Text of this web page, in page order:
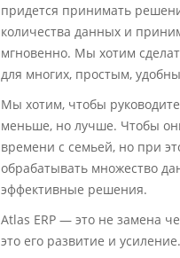
придется принимать
количества данных и
мгновенно. Мы хотим
для многих, простым,
Мы хотим, чтобы
меньше, но лучше. Чтобы
времени с семьей, но при
обрабатывать множество
эффективные решения.
Atlas ERP — это не замена
это его развитие и усиление.